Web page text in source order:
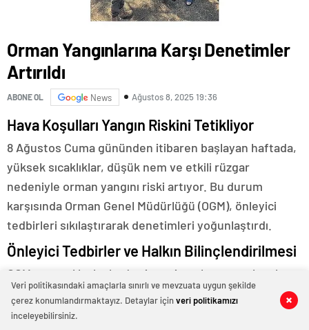
0 0
0 0
0 0
0 0
0 0
0 0
0 0
Orman Yangınlarına Karşı Denetimler
Artırıldı
ABONE OL News Ağustos 8, 2025 19:36
0 0
Hava Koşulları Yangın Riskini Tetikliyor
8 Ağustos Cuma gününden itibaren başlayan haftada,
yüksek sıcaklıklar, düşük nem ve etkili rüzgar
nedeniyle orman yangını riski artıyor. Bu durum
karşısında Orman Genel Müdürlüğü (OGM), önleyici
tedbirleri sıkılaştırarak denetimleri yoğunlaştırdı.
Önleyici Tedbirler ve Halkın Bilinçlendirilmesi
OGM, ormanlık alanlarda sigara içmek, ateş yakmak ve
izinsiz kamp kurmak gibi yangına yol açabilecek
davranışların yasak olduğunu vurguluyor. Özellikle
Veri politikasındaki amaçlarla sınırlı ve mevzuata uygun şekilde
çerez konumlandırmaktayız. Detaylar içinveri politikamızı
inceleyebilirsiniz.